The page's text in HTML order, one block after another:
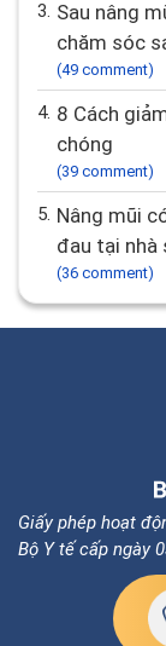
3. Sau nâng mũi bao lâu thì đầu mũi hết to? Cách
chăm sóc
(49 comment)
4. 8 Cách giảm sưng sau nâng mũi hiệu quả, nhanh
chóng
(39 comment)
5. Nâng mũi có đau nhiều không? Hướng dẫn giảm
đau tại nhà
(36 comment)
Giấy phép hoạt
Bộ Y tế cấp ngày